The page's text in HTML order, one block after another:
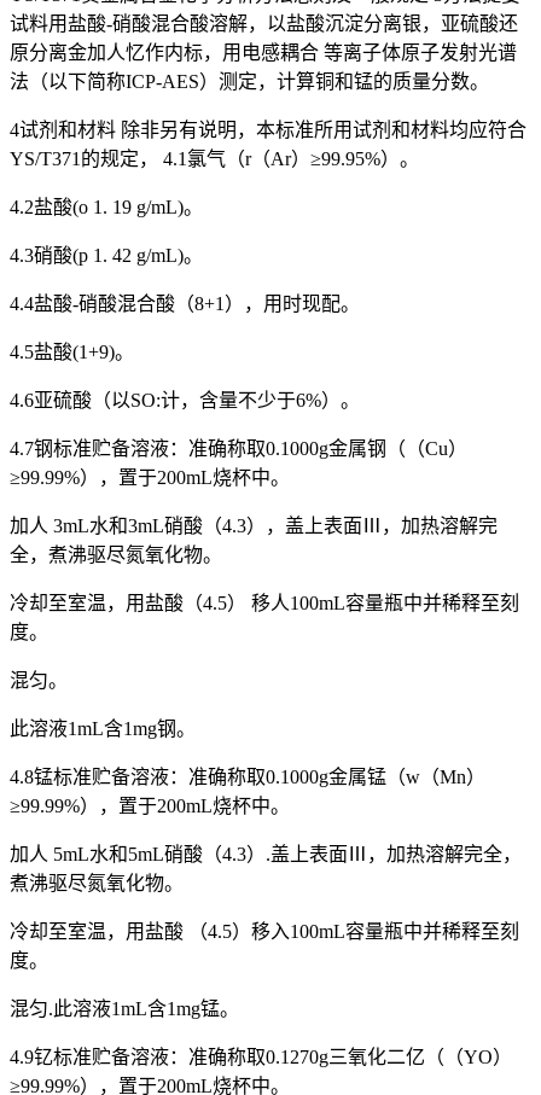
试料用盐酸-硝酸混合酸溶解，以盐酸沉淀分离银，亚硫酸还
原分离金加人忆作内标，用电感耦合 等离子体原子发射光谱
法（以下简称ICP-AES）测定，计算铜和锰的质量分数。
4试剂和材料 除非另有说明，本标准所用试剂和材料均应符合
YS/T371的规定， 4.1氯气（r（Ar）≥99.95%）。
4.2盐酸(o 1. 19 g/mL)。
4.3硝酸(p 1. 42 g/mL)。
4.4盐酸-硝酸混合酸（8+1），用时现配。
4.5盐酸(1+9)。
4.6亚硫酸（以SO:计，含量不少于6%）。
4.7钢标准贮备溶液：准确称取0.1000g金属钢（（Cu）
≥99.99%），置于200mL烧杯中。
加人 3mL水和3mL硝酸（4.3），盖上表面Ⅲ，加热溶解完
全，煮沸驱尽氮氧化物。
冷却至室温，用盐酸（4.5） 移人100mL容量瓶中并稀释至刻
度。
混匀。
此溶液1mL含1mg钢。
4.8锰标准贮备溶液：准确称取0.1000g金属锰（w（Mn）
≥99.99%），置于200mL烧杯中。
加人 5mL水和5mL硝酸（4.3）.盖上表面Ⅲ，加热溶解完全，
煮沸驱尽氮氧化物。
冷却至室温，用盐酸 （4.5）移入100mL容量瓶中并稀释至刻
度。
混匀.此溶液1mL含1mg锰。
4.9钇标准贮备溶液：准确称取0.1270g三氧化二亿（（YO）
≥99.99%），置于200mL烧杯中。